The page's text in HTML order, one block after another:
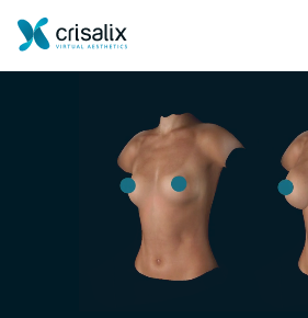
บ้านของหมอผ่าตัด
แพลตฟอร์มธุรกิจ 3D